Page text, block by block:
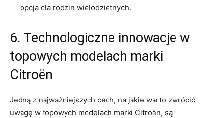
opcja dla rodzin wielodzietnych.
6. Technologiczne innowacje w
topowych modelach marki
Citroën
Jedną z najważniejszych cech, na jakie warto zwrócić
uwagę w topowych modelach marki Citroën, są